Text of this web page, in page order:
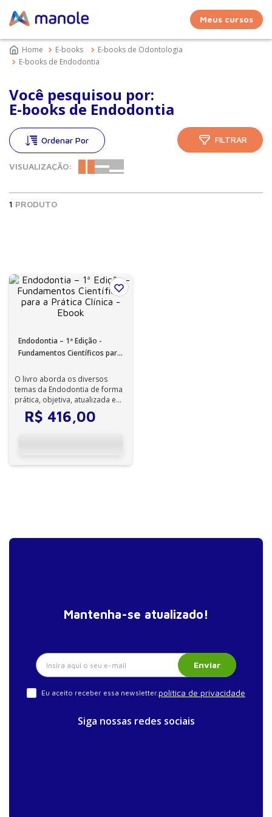
Meus cursos
E-books
E-books de Odontologia
E-books de Endodontia
Você pesquisou por:
E-books de Endodontia
VISUALIZAÇÃO:
FILTRAR
1 PRODUTO
Endodontia – 1ª Edição -
Fundamentos Científicos para
O livro aborda os diversos
temas da Endodontia de forma
prática, objetiva, atualizada e
fundamentada em evidências
cient...
R$ 416,00
Mantenha-se atualizado!
Enviar
Eu aceito receber essa newsletter.política de privacidade
Siga nossas redes sociais